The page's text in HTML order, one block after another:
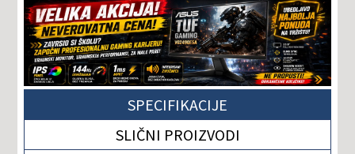
SPECIFIKACIJE
SLIČNI PROIZVODI